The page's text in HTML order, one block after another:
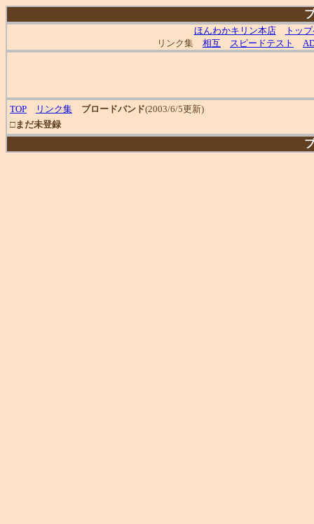
ほんわかキリン本店
トッ
リンク集 相互 スピードテスト
TOP リンク集 ブロードバンド(2003/6/5更新)
□まだ未登録